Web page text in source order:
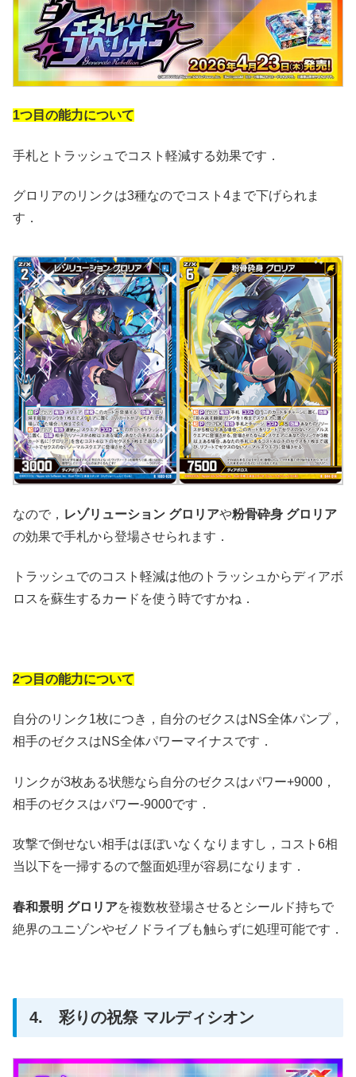
1つ目の能力について
手札とトラッシュでコスト軽減する効果です．
グロリアのリンクは3種なのでコスト4まで下げられま
す．
なので， レゾリューション グロリアや粉骨砕身 グロリア
の効果で手札から登場させられます．
トラッシュでのコスト軽減は他のトラッシュからディアボ
ロスを蘇生するカードを使う時ですかね．
2つ目の能力について
自分のリンク1枚につき，自分のゼクスはNS全体パンプ，
相手のゼクスはNS全体パワーマイナスです．
リンクが3枚ある状態なら自分のゼクスはパワー+9000，
相手のゼクスはパワー-9000です．
攻撃で倒せない相手はほぼいなくなりますし，コスト6相
当以下を一掃するので盤面処理が容易になります．
春和景明 グロリアを複数枚登場させるとシールド持ちで
絶界のユニゾンやゼノドライブも触らずに処理可能です．
4. 彩りの祝祭 マルディシオン